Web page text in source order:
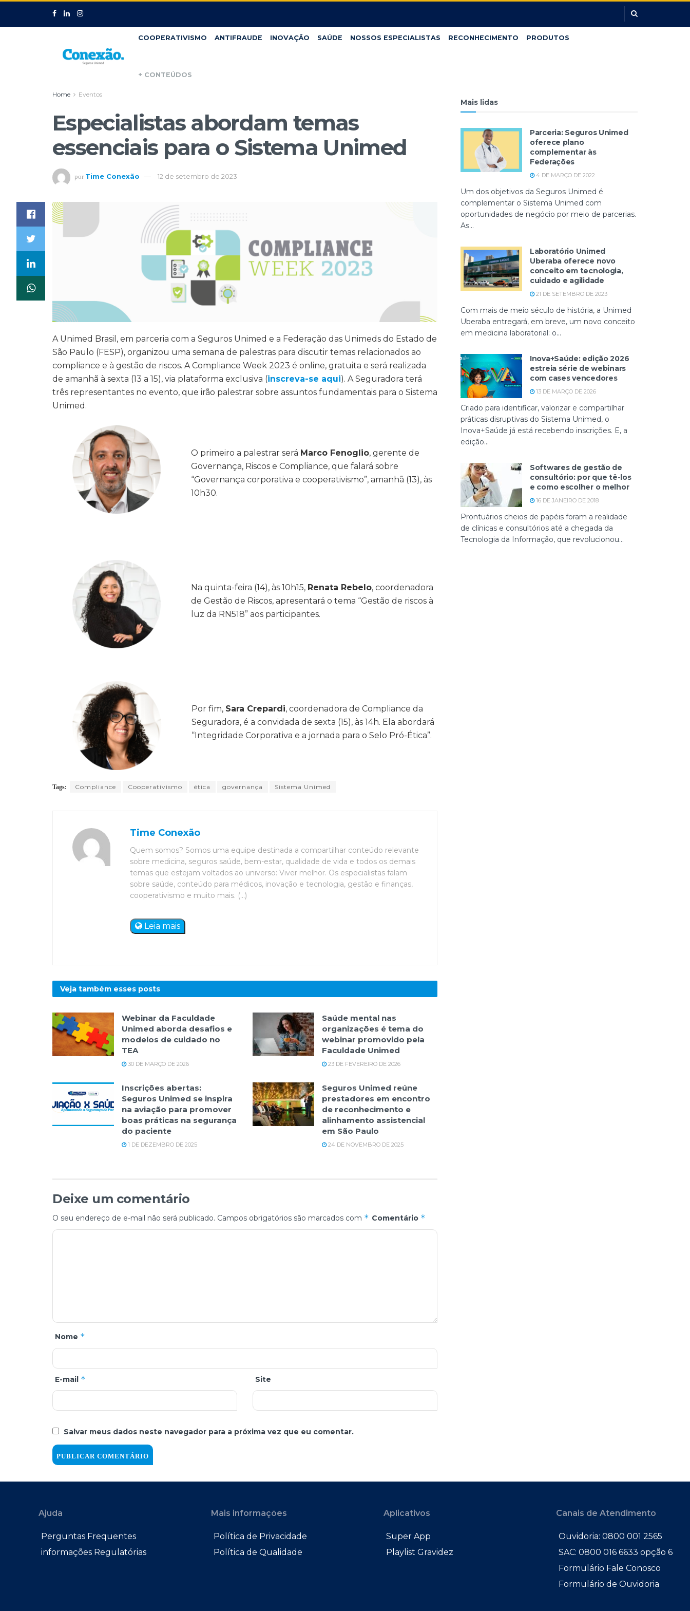
COOPERATIVISMO ANTIFRAUDE INOVAÇÃO SAÚDE NOSSOS ESPECIALISTAS RECONHECIMENTO PRODUTOS
+ CONTEÚDOS
Home Eventos
Especialistas abordam temas
essenciais para o Sistema Unimed
por Time Conexão 12 de setembro de 2023
A Unimed Brasil, em parceria com a Seguros Unimed e a Federação das Unimeds do Estado de
São Paulo (FESP), organizou uma semana de palestras para discutir temas relacionados ao
compliance e à gestão de riscos. A Compliance Week 2023 é online, gratuita e será realizada
de amanhã à sexta (13 a 15), via plataforma exclusiva (inscreva-se aqui). A Seguradora terá
três representantes no evento, que irão palestrar sobre assuntos fundamentais para o Sistema
Unimed.
O primeiro a palestrar será Marco Fenoglio, gerente de
Governança, Riscos e Compliance, que falará sobre
“Governança corporativa e cooperativismo”, amanhã (13), às
10h30.
Na quinta-feira (14), às 10h15, Renata Rebelo, coordenadora
de Gestão de Riscos, apresentará o tema “Gestão de riscos à
luz da RN518” aos participantes.
Por fim, Sara Crepardi, coordenadora de Compliance da
Seguradora, é a convidada de sexta (15), às 14h. Ela abordará
“Integridade Corporativa e a jornada para o Selo Pró-Ética”.
Tags: Compliance Cooperativismo ética governança Sistema Unimed
Time Conexão
Quem somos? Somos uma equipe destinada a compartilhar conteúdo relevante
sobre medicina, seguros saúde, bem-estar, qualidade de vida e todos os demais
temas que estejam voltados ao universo: Viver melhor. Os especialistas falam
sobre saúde, conteúdo para médicos, inovação e tecnologia, gestão e finanças,
cooperativismo e muito mais. (...)
Leia mais
Veja também esses posts
Webinar da Faculdade
Unimed aborda desafios e
modelos de cuidado no
TEA
30 DE MARÇO DE 2026
Saúde mental nas
organizações é tema do
webinar promovido pela
Faculdade Unimed
23 DE FEVEREIRO DE 2026
Inscrições abertas:
Seguros Unimed se inspira
na aviação para promover
boas práticas na segurança
do paciente
1 DE DEZEMBRO DE 2025
Seguros Unimed reúne
prestadores em encontro
de reconhecimento e
alinhamento assistencial
em São Paulo
24 DE NOVEMBRO DE 2025
Deixe um comentário
O seu endereço de e-mail não será publicado. Campos obrigatórios são marcados com * Comentário *
Nome *
E-mail * Site
Salvar meus dados neste navegador para a próxima vez que eu comentar.
Mais lidas
Parceria: Seguros Unimed
oferece plano
complementar às
Federações
4 DE MARÇO DE 2022
Um dos objetivos da Seguros Unimed é
complementar o Sistema Unimed com
oportunidades de negócio por meio de parcerias.
As...
Laboratório Unimed
Uberaba oferece novo
conceito em tecnologia,
cuidado e agilidade
21 DE SETEMBRO DE 2023
Com mais de meio século de história, a Unimed
Uberaba entregará, em breve, um novo conceito
em medicina laboratorial: o...
Inova+Saúde: edição 2026
estreia série de webinars
com cases vencedores
13 DE MARÇO DE 2026
Criado para identificar, valorizar e compartilhar
práticas disruptivas do Sistema Unimed, o
Inova+Saúde já está recebendo inscrições. E, a
edição...
Softwares de gestão de
consultório: por que tê-los
e como escolher o melhor
16 DE JANEIRO DE 2018
Prontuários cheios de papéis foram a realidade
de clínicas e consultórios até a chegada da
Tecnologia da Informação, que revolucionou...
Ajuda
Perguntas Frequentes
informações Regulatórias
Mais informações
Política de Privacidade
Política de Qualidade
Aplicativos
Super App
Playlist Gravidez
Canais de Atendimento
Ouvidoria: 0800 001 2565
SAC: 0800 016 6633 opção 6
Formulário Fale Conosco
Formulário de Ouvidoria